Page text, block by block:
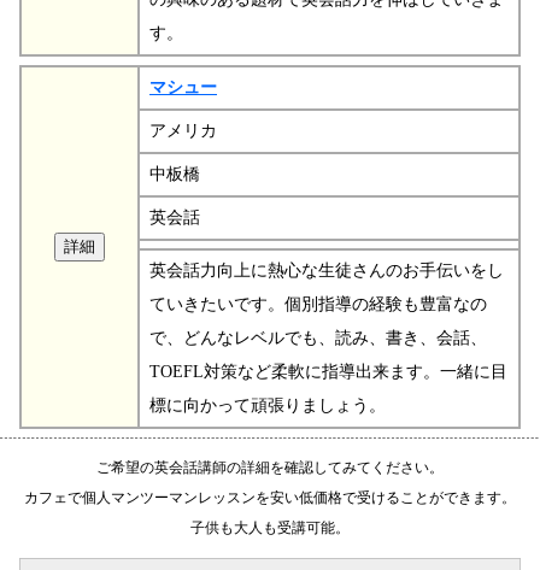
す。
マシュー
アメリカ
中板橋
英会話
英会話力向上に熱心な生徒さんのお手伝いをし
ていきたいです。個別指導の経験も豊富なの
で、どんなレベルでも、読み、書き、会話、
TOEFL対策など柔軟に指導出来ます。一緒に目
標に向かって頑張りましょう。
ご希望の英会話講師の詳細を確認してみてください。
カフェで個人マンツーマンレッスンを安い低価格で受けることができます。
子供も大人も受講可能。